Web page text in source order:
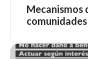
Mecanismos
comunidades